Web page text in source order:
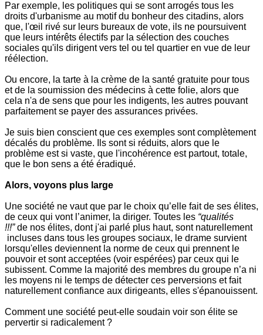
Par exemple, les politiques qui se sont arrogés tous les
droits d'urbanisme au motif du bonheur des citadins, alors
que, l'œil rivé sur leurs bureaux de vote, ils ne poursuivent
que leurs intérêts électifs par la sélection des couches
sociales qu'ils dirigent vers tel ou tel quartier en vue de leur
réélection.
Ou encore, la tarte à la crème de la santé gratuite pour tous
et de la soumission des médecins à cette folie, alors que
cela n'a de sens que pour les indigents, les autres pouvant
parfaitement se payer des assurances privées.
Je suis bien conscient que ces exemples sont complètement
décalés du problème. Ils sont si réduits, alors que le
problème est si vaste, que l'incohérence est partout, totale,
que le bon sens a été éradiqué.
Alors, voyons plus large
Une société ne vaut que par le choix qu’elle fait de ses élites,
de ceux qui vont l’animer, la diriger. Toutes les “qualités
!!!”de nos élites, dont j'ai parlé plus haut, sont naturellement
incluses dans tous les groupes sociaux, le drame survient
lorsqu'elles deviennent la norme de ceux qui prennent le
pouvoir et sont acceptées (voir espérées) par ceux qui le
subissent. Comme la majorité des membres du groupe n’a ni
les moyens ni le temps de détecter ces perversions et fait
naturellement confiance aux dirigeants, elles s'épanouissent.
Comment une société peut-elle soudain voir son élite se
pervertir si radicalement ?